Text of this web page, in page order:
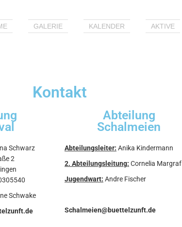
GALERIE KALENDER AKTIVE
Kontakt
Schwarz
2
Schwake
Abteilung
Schalmeien
Abteilungsleiter: Anika Kindermann
2. Abteilungsleitung: Cornelia Margraf
Jugendwart: Andre Fischer
Schalmeien@buettelzunft.de